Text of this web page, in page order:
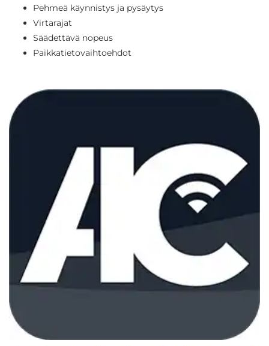
Pehmeä käynnistys ja pysäytys
Virtarajat
Säädettävä nopeus
Paikkatietovaihtoehdot